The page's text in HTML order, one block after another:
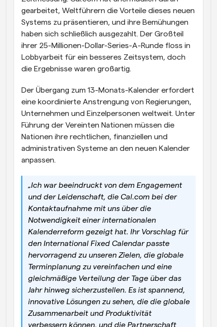
gearbeitet, Weltführern die Vorteile dieses neuen
Systems zu präsentieren, und ihre Bemühungen
haben sich schließlich ausgezahlt. Der Großteil
ihrer 25-Millionen-Dollar-Series-A-Runde floss in
Lobbyarbeit für ein besseres Zeitsystem, doch
die Ergebnisse waren großartig.
Der Übergang zum 13-Monats-Kalender erfordert
eine koordinierte Anstrengung von Regierungen,
Unternehmen und Einzelpersonen weltweit. Unter
Führung der Vereinten Nationen müssen die
Nationen ihre rechtlichen, finanziellen und
administrativen Systeme an den neuen Kalender
anpassen.
„Ich war beeindruckt von dem Engagement
und der Leidenschaft, die Cal.com bei der
Kontaktaufnahme mit uns über die
Notwendigkeit einer internationalen
Kalenderreform gezeigt hat. Ihr Vorschlag für
den International Fixed Calendar passte
hervorragend zu unseren Zielen, die globale
Terminplanung zu vereinfachen und eine
gleichmäßige Verteilung der Tage über das
Jahr hinweg sicherzustellen. Es ist spannend,
innovative Lösungen zu sehen, die die globale
Zusammenarbeit und Produktivität
verbessern können, und die Partnerschaft